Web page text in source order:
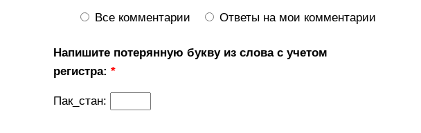
Все комментарии Ответы на мои комментарии
Напишите потерянную букву из слова с учетом
регистра:*
Пак_стан: